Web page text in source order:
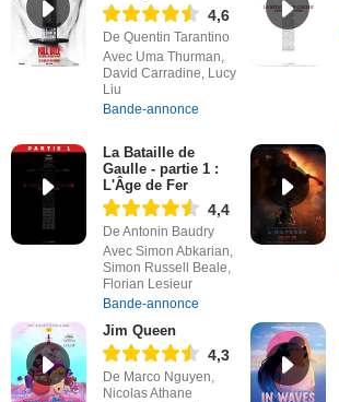
4,6
De Quentin Tarantino
Avec Uma Thurman,
David Carradine, Lucy
Liu
Bande-annonce
La Bataille de
Gaulle - partie 1 :
L'Âge de Fer
4,4
De Antonin Baudry
Avec Simon Abkarian,
Simon Russell Beale,
Florian Lesieur
Bande-annonce
Jim Queen
4,3
De Marco Nguyen,
Nicolas Athane